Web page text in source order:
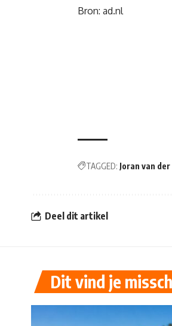
Bron: ad.nl
TAGGED: Joran van
Deel dit artikel
Dit vind je